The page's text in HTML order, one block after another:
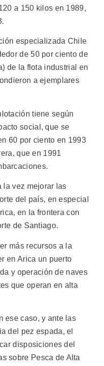
a 150 kilos en 1989,
especializada Chile
de 50 por ciento de
de la flota industrial en
a ejemplares
tiene según
social, que se
60 por ciento en 1993
que en 1991
la vez mejorar las
del país, en especial
en la frontera con
de Santiago.
más recursos a la
en Arica un puerto
y operación de naves
que operan en alta
ese caso, y ante las
del pez espada, el
disposiciones del
sobre Pesca de Alta